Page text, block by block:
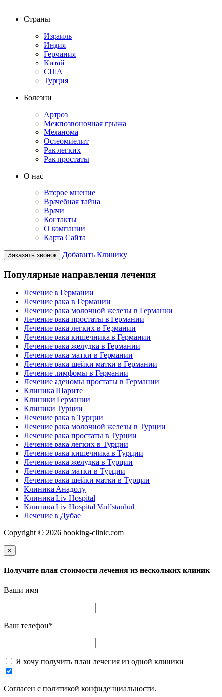
Страны
Израиль
Индия
Германия
Китай
США
Турция
Болезни
Артроз
Межпозвоночная грыжа
Меланома
Остеомиелит
Рак легких
Рак простаты
О нас
Второе мнение
Врачебная тайна
Врачи
Контакты
О компании
Карта Сайта
Заказать звонок Добавить Клинику
Популярные направления лечения
Лечение в Германии
Лечение рака в Германии
Лечение рака молочной железы в Германии
Лечение рака простаты в Германии
Лечение рака легких в Германии
Лечение рака кишечника в Германии
Лечение рака желудка в Германии
Лечение рака матки в Германии
Лечение рака шейки матки в Германии
Лечение лимфомы в Германии
Лечение аденомы простаты в Германии
Клиника Шарите
Клиники Германии
Клиники Турции
Лечение рака в Турции
Лечение рака молочной железы в Турции
Лечение рака простаты в Турции
Лечение рака легких в Турции
Лечение рака кишечника в Турции
Лечение рака желудка в Турции
Лечение рака матки в Турции
Лечение рака шейки матки в Турции
Клиника Анадолу
Клиника Liv Hospital
Клиника Liv Hospital VadIstanbul
Лечение в Дубае
Copyright © 2026 booking-clinic.com
×
Получите план стоимости лечения из нескольких клиник
Ваши имя
Ваш телефон*
Я хочу получить план лечения из одной клиники
Согласен с политикой конфиденциальности.